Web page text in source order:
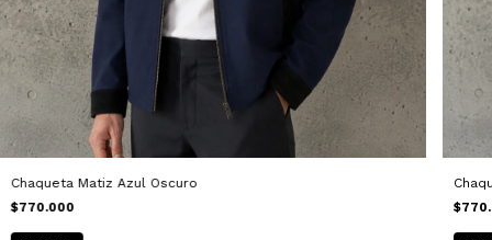
Chaqueta Matiz Azul Oscuro
$770.000